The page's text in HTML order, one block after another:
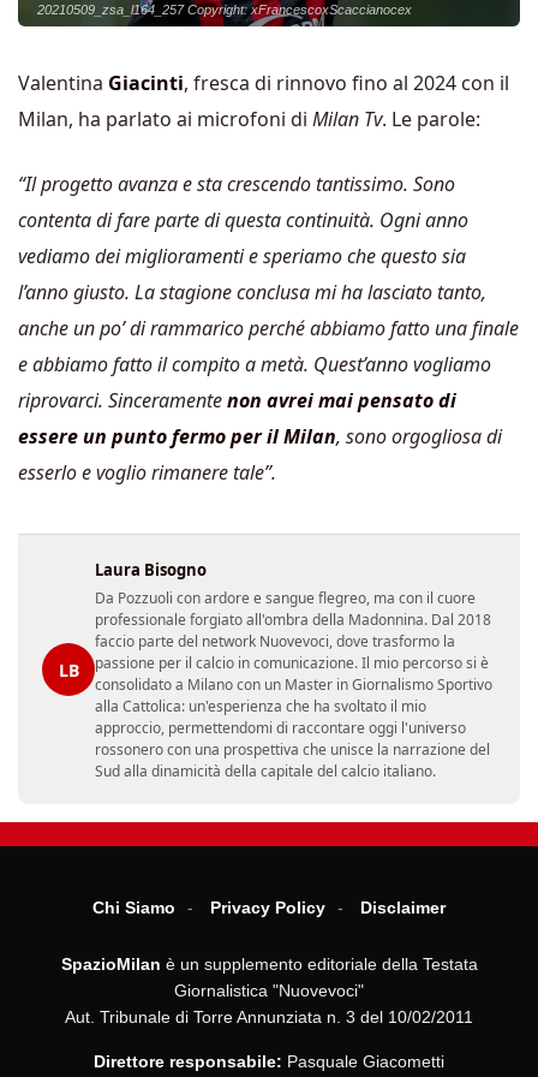
20210509_zsa_l164_257 Copyright: xFrancescoxScaccianocex
Valentina Giacinti, fresca di rinnovo fino al 2024 con il
Milan, ha parlato ai microfoni di Milan Tv. Le parole:
“Il progetto avanza e sta crescendo tantissimo. Sono
contenta di fare parte di questa continuità. Ogni anno
vediamo dei miglioramenti e speriamo che questo sia
l’anno giusto. La stagione conclusa mi ha lasciato tanto,
anche un po’ di rammarico perché abbiamo fatto una finale
e abbiamo fatto il compito a metà. Quest’anno vogliamo
riprovarci. Sinceramentenon avrei mai pensato di
essere un punto fermo per il Milan, sono orgogliosa di
esserlo e voglio rimanere tale”.
LB
Laura Bisogno
Da Pozzuoli con ardore e sangue flegreo, ma con il cuore
professionale forgiato all'ombra della Madonnina. Dal 2018
faccio parte del network Nuovevoci, dove trasformo la
passione per il calcio in comunicazione. Il mio percorso si è
consolidato a Milano con un Master in Giornalismo Sportivo
alla Cattolica: un'esperienza che ha svoltato il mio
approccio, permettendomi di raccontare oggi l'universo
rossonero con una prospettiva che unisce la narrazione del
Sud alla dinamicità della capitale del calcio italiano.
Chi Siamo Privacy Policy Disclaimer
SpazioMilan è un supplemento editoriale della Testata
Giornalistica "Nuovevoci"
Aut. Tribunale di Torre Annunziata n. 3 del 10/02/2011
Direttore responsabile: Pasquale Giacometti